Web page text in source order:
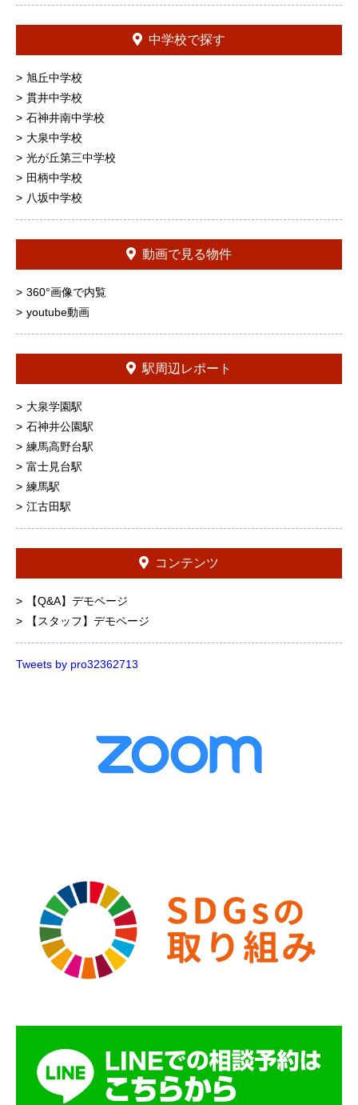
中学校で探す
旭丘中学校
貫井中学校
石神井南中学校
大泉中学校
光が丘第三中学校
田柄中学校
八坂中学校
動画で見る物件
360°画像で内覧
youtube動画
駅周辺レポート
大泉学園駅
石神井公園駅
練馬高野台駅
富士見台駅
練馬駅
江古田駅
コンテンツ
【Q&A】デモページ
【スタッフ】デモページ
Tweets by pro32362713